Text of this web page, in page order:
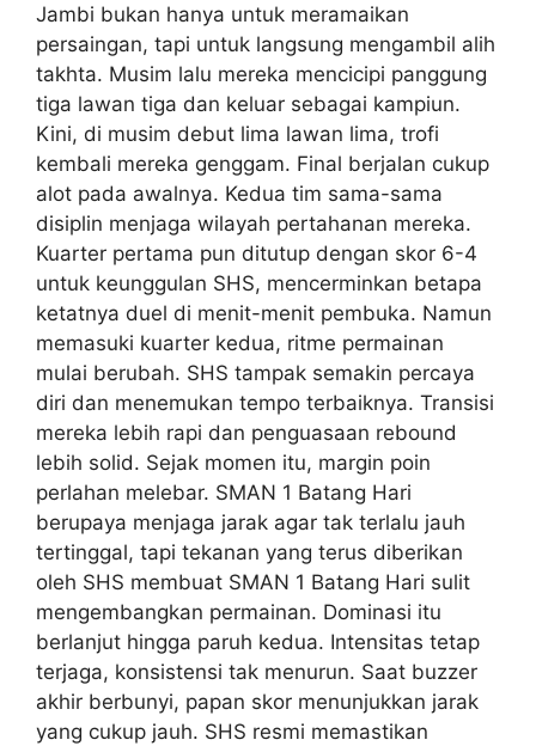
Jambi bukan hanya untuk meramaikan
persaingan, tapi untuk langsung mengambil alih
takhta. Musim lalu mereka mencicipi panggung
tiga lawan tiga dan keluar sebagai kampiun.
Kini, di musim debut lima lawan lima, trofi
kembali mereka genggam. Final berjalan cukup
alot pada awalnya. Kedua tim sama-sama
disiplin menjaga wilayah pertahanan mereka.
Kuarter pertama pun ditutup dengan skor 6-4
untuk keunggulan SHS, mencerminkan betapa
ketatnya duel di menit-menit pembuka. Namun
memasuki kuarter kedua, ritme permainan
mulai berubah. SHS tampak semakin percaya
diri dan menemukan tempo terbaiknya. Transisi
mereka lebih rapi dan penguasaan rebound
lebih solid. Sejak momen itu, margin poin
perlahan melebar. SMAN 1 Batang Hari
berupaya menjaga jarak agar tak terlalu jauh
tertinggal, tapi tekanan yang terus diberikan
oleh SHS membuat SMAN 1 Batang Hari sulit
mengembangkan permainan. Dominasi itu
berlanjut hingga paruh kedua. Intensitas tetap
terjaga, konsistensi tak menurun. Saat buzzer
akhir berbunyi, papan skor menunjukkan jarak
yang cukup jauh. SHS resmi memastikan